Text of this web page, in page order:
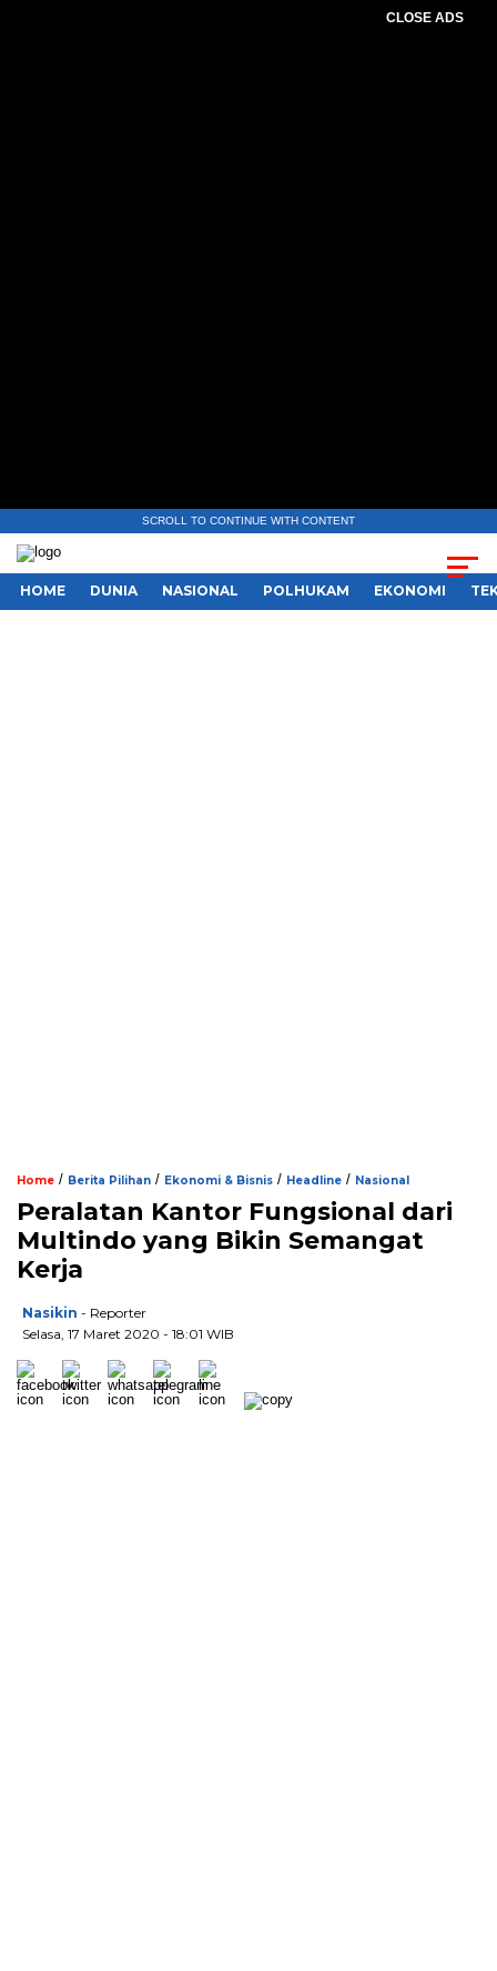
CLOSE ADS
SCROLL TO CONTINUE WITH CONTENT
HOME DUNIA NASIONAL POLHUKAM EKONOMI
Home / Berita Pilihan / Ekonomi & Bisnis / Headline / Nasional
Peralatan Kantor Fungsional dari
Multindo yang Bikin Semangat
Kerja
Nasikin - Reporter
Selasa, 17 Maret 2020 - 18:01 WIB